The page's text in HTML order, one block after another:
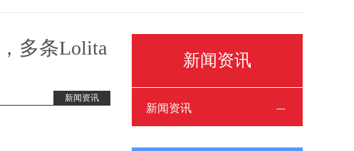
多条Lolita
新闻资讯
新闻资讯
新闻资讯